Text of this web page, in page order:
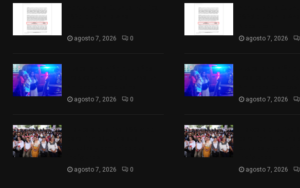
agosto 7, 2026 0
agosto 7, 2026 0
agosto 7, 2026 0
agosto 7, 2026
agosto 7, 2026
agosto 7, 2026